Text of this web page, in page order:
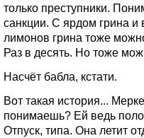
только преступники.
санкции. С ярдом грина
лимонов грина тоже
Раз в десять. Но тоже
Насчёт бабла, кстати.
Вот такая история...
понимаешь? Ей ведь
Отпуск, типа. Она летит